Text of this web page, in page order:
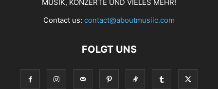
MUSIK, KONZERTE UND VIELES MEHR!
Contact us: contact@aboutmusiic.com
FOLGT UNS